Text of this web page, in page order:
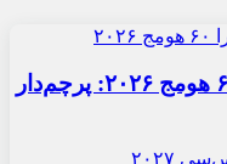
معرفی لامبورگینی روئلتو میورا ۶۰ هومج ۲۰۲۶: پرچم‌دار